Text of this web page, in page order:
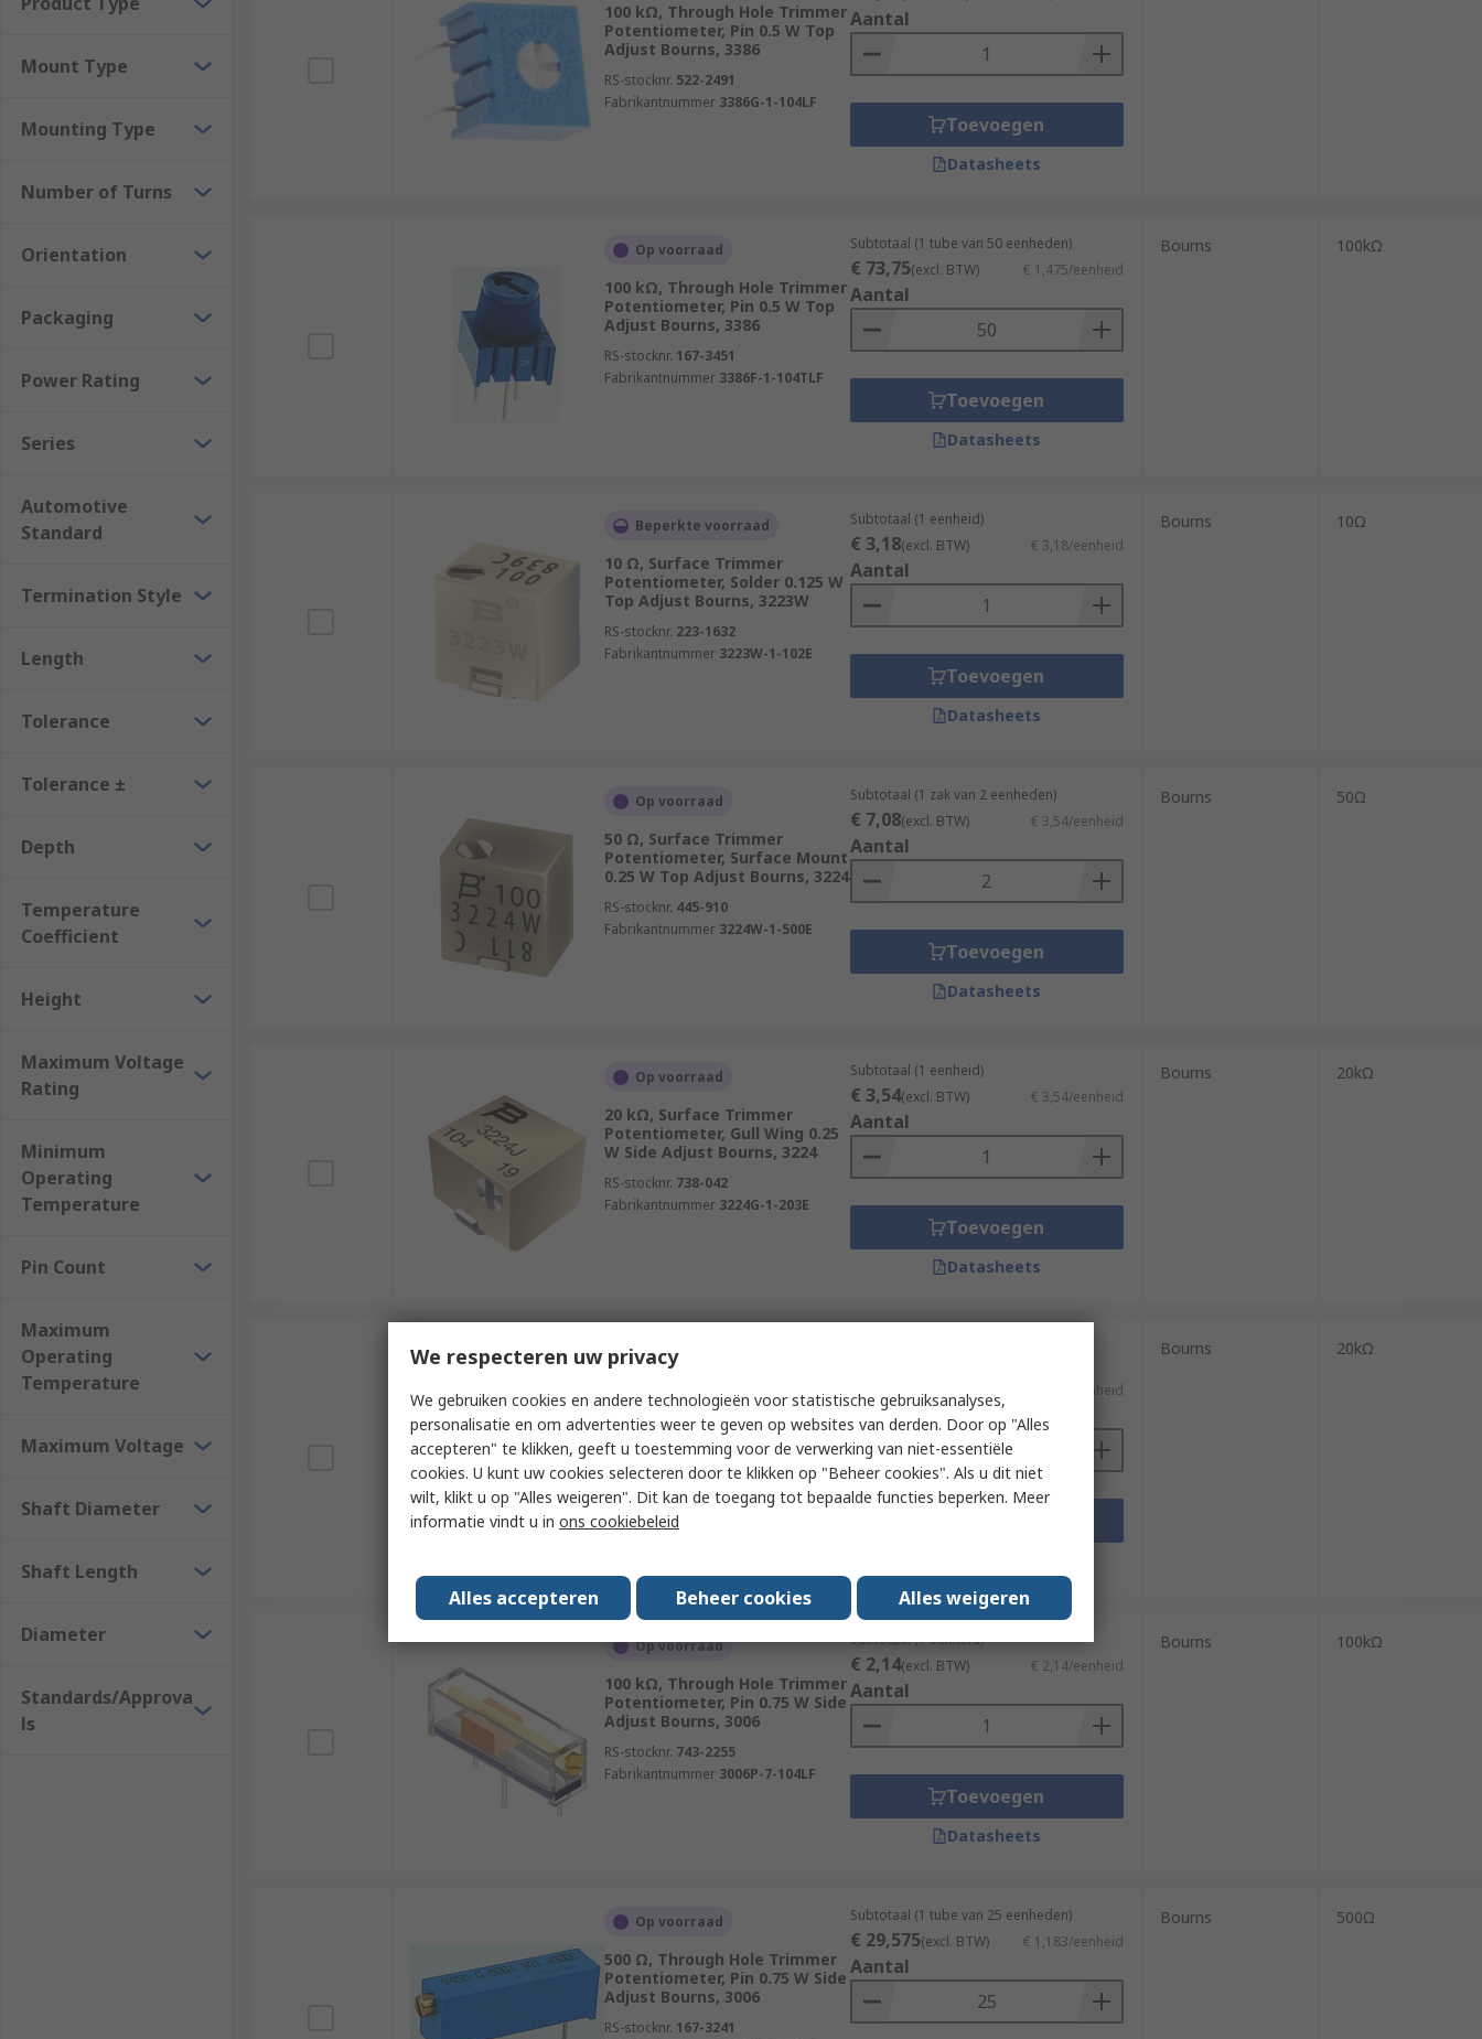
Mount Type
Mounting Type
Number of Turns
Orientation
Packaging
Power Rating
Series
Automotive
Standard
Termination Style
Length
Tolerance
Tolerance ±
Depth
Temperature
Coefficient
Height
Maximum Voltage
Rating
Minimum
Operating
Temperature
Pin Count
Maximum
Operating
Temperature
Maximum Voltage
Shaft Diameter
Shaft Length
Diameter
Standards/Approva
ls
100 kΩ, Through Hole Trimmer
Potentiometer, Pin 0.5 W Top
Adjust Bourns, 3386
RS-stocknr. 522-2491
Fabrikantnummer 3386G-1-104LF
Aantal
Toevoegen
Datasheets
Op voorraad
100 kΩ, Through Hole Trimmer
Potentiometer, Pin 0.5 W Top
Adjust Bourns, 3386
RS-stocknr. 167-3451
Fabrikantnummer 3386F-1-104TLF
Subtotaal (1 tube van 50 eenheden)
€ 73,75(excl. BTW) € 1,475/eenheid
Aantal
Toevoegen
Datasheets
Bourns 100kΩ
Beperkte voorraad
10 Ω, Surface Trimmer
Potentiometer, Solder 0.125 W
Top Adjust Bourns, 3223W
RS-stocknr. 223-1632
Fabrikantnummer 3223W-1-102E
Subtotaal (1 eenheid)
€ 3,18(excl. BTW) € 3,18/eenheid
Aantal
Toevoegen
Datasheets
Bourns 10Ω
Op voorraad
50 Ω, Surface Trimmer
Potentiometer, Surface Mount
0.25 W Top Adjust Bourns, 3224
RS-stocknr. 445-910
Fabrikantnummer 3224W-1-500E
Subtotaal (1 zak van 2 eenheden)
€ 7,08(excl. BTW) € 3,54/eenheid
Aantal
Toevoegen
Datasheets
Bourns 50Ω
Op voorraad
20 kΩ, Surface Trimmer
Potentiometer, Gull Wing 0.25
W Side Adjust Bourns, 3224
RS-stocknr. 738-042
Fabrikantnummer 3224G-1-203E
Subtotaal (1 eenheid)
€ 3,54(excl. BTW) € 3,54/eenheid
Aantal
Toevoegen
Datasheets
Bourns 20kΩ
Op voorraad
20 kΩ, Surface Trimmer
Potentiometer, Gull Wing 0.25
W Side Adjust Bourns, 3224
RS-stocknr.738-042P
Fabrikantnummer3224G-1-203E
€ 3,54 (excl. BTW) € 3,54/eenheid
Aantal
Bourns 20kΩ
Op voorraad
100 kΩ, Through Hole Trimmer
Potentiometer, Pin 0.75 W Side
Adjust Bourns, 3006
RS-stocknr. 743-2255
Fabrikantnummer 3006P-7-104LF
Subtotaal (1 eenheid)
€ 2,14(excl. BTW) € 2,14/eenheid
Aantal
Toevoegen
Datasheets
Bourns 100kΩ
Op voorraad
500 Ω, Through Hole Trimmer
Potentiometer, Pin 0.75 W Side
Adjust Bourns, 3006
RS-stocknr. 167-3241
Subtotaal (1 tube van 25 eenheden)
€ 29,575(excl. BTW) € 1,183/eenheid
Aantal
Bourns 500Ω
We respecteren uw privacy
We gebruiken cookies en andere technologieën voor statistische gebruiksanalyses,
personalisatie en om advertenties weer te geven op websites van derden. Door op "Alles
accepteren" te klikken, geeft u toestemming voor de verwerking van niet-essentiële
cookies. U kunt uw cookies selecteren door te klikken op "Beheer cookies". Als u dit niet
wilt, klikt u op "Alles weigeren". Dit kan de toegang tot bepaalde functies beperken. Meer
informatie vindt u in ons cookiebeleid
Alles accepteren Beheer cookies Alles weigeren